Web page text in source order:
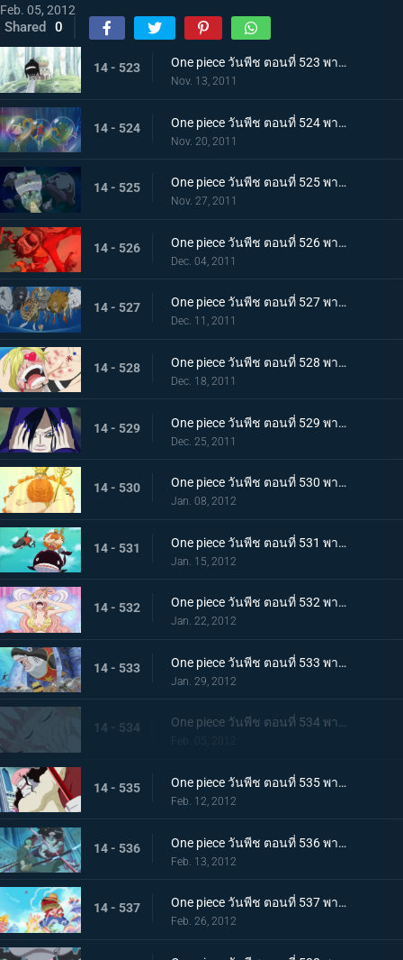
Feb. 05, 2012
Shared 0
14 - 523 One piece วันพีช ตอนที่ 523 พากย์ไทย ความจริงที่น่าตกตะลึง ชายผู้ปกป้องเรือซันนี่
Nov. 13, 2011
14 - 524 One piece วันพีช ตอนที่ 524 พากย์ไทย การต่อสู้ใต้ทะเลที่แลกด้วยชีวิต! สัตว์ประหลาดแห่งท้องทะเลปรากฏ
Nov. 20, 2011
14 - 525 One piece วันพีช ตอนที่ 525 พากย์ไทย เรือแตกกลางทะเล! กลุ่มหมวกฟางพลัดหลงกัน
Nov. 27, 2011
14 - 526 One piece วันพีช ตอนที่ 526 พากย์ไทย ภูเขาไฟใต้ทะเลปะทุ! ลอยล่องสู่เกาะมนุษย์เงือก
Dec. 04, 2011
14 - 527 One piece วันพีช ตอนที่ 527 พากย์ไทย ขึ้นสู่เกาะมนุษย์เงือก! พบเหล่านางเงือกแสนงาม
Dec. 11, 2011
14 - 528 One piece วันพีช ตอนที่ 528 พากย์ไทย ตื่นเต้นจนล้นปรี่! ชีวิตของซันจิตกอยู่ในอันตราย!!!
Dec. 18, 2011
14 - 529 One piece วันพีช ตอนที่ 529 พากย์ไทย เกาะมนุษย์เงือกล้มสลาย!!! คำทำนายของเชอรี่!
Dec. 25, 2011
14 - 530 One piece วันพีช ตอนที่ 530 พากย์ไทย ราชาแห่งเกาะมนุษย์เงือก! เนปจูนเทพเจ้าแห่งท้องทะเล
Jan. 08, 2012
14 - 531 One piece วันพีช ตอนที่ 531 พากย์ไทย วังริวงู! ฉลามที่ช่วยไว้เป็นผู้นำทาง
Jan. 15, 2012
14 - 532 One piece วันพีช ตอนที่ 532 พากย์ไทย อ่อนแอแถมขี้แย! เจ้าหญิงเงือกบนหอคอยโควคาคุ!
Jan. 22, 2012
14 - 533 One piece วันพีช ตอนที่ 533 พากย์ไทย สถานการณ์ฉุกเฉิน! วังริวงูถูกยึด
Jan. 29, 2012
14 - 534 One piece วันพีช ตอนที่ 534 พากย์ไทย วังริวงูสั่นสะเทือน! ชิราโฮชิถูกลักพาตัว
14 - 535 One piece วันพีช ตอนที่ 535 พากย์ไทย โฮดี้บุกจู่โจม แผนการล้างแค้นเริ่มขึ้นแล้ว
Feb. 12, 2012
14 - 536 One piece วันพีช ตอนที่ 536 พากย์ไทย ศึกตัดสินในวังริวงู! โซโล ปะทะ โฮดี้!
Feb. 13, 2012
14 - 537 One piece วันพีช ตอนที่ 537 พากย์ไทย ปกป้องชิราโฮชิ การไล่ล่าของเด็คเค่น
Feb. 26, 2012